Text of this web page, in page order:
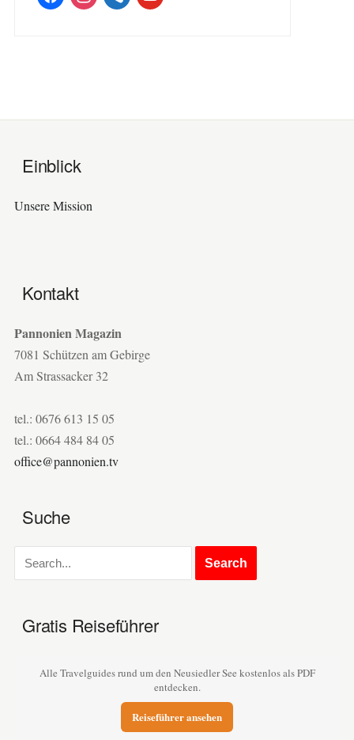
Einblick
Unsere Mission
Kontakt
Pannonien Magazin
7081 Schützen am Gebirge
Am Strassacker 32
tel.: 0676 613 15 05
tel.: 0664 484 84 05
office@pannonien.tv
Suche
Gratis Reiseführer
Alle Travelguides rund um den Neusiedler See kostenlos als PDF
entdecken.
Reiseführer ansehen